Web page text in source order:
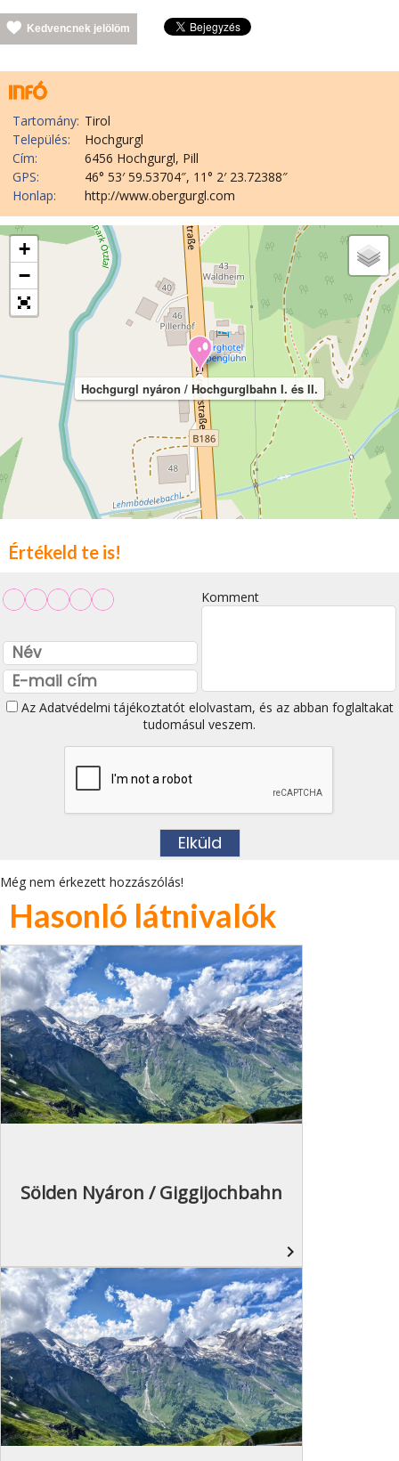
Kedvencnek jelölöm
Tartomány: Tirol
Település:
Hochgurgl
Cím:
6456 Hochgurgl, Pill
GPS:
46° 53′ 59.53704″, 11° 2′ 23.72388″
Honlap:
http://www.obergurgl.com
Hochgurgl nyáron / Hochgurglbahn I. és II.
+
−
Értékeld te is!
Komment
Az Adatvédelmi tájékoztatótelolvastam, és az abban foglaltakat
tudomásul veszem.
Még nem érkezett hozzászólás!
Hasonló látnivalók
Sölden Nyáron / Giggijochbahn
navigate_next